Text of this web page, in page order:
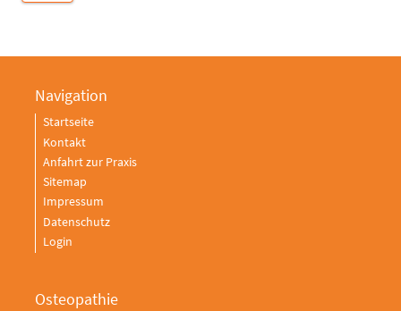
Navigation
Startseite
Kontakt
Anfahrt zur Praxis
Sitemap
Impressum
Datenschutz
Login
Osteopathie